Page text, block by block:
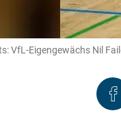
VfL-Eigengewächs Nil